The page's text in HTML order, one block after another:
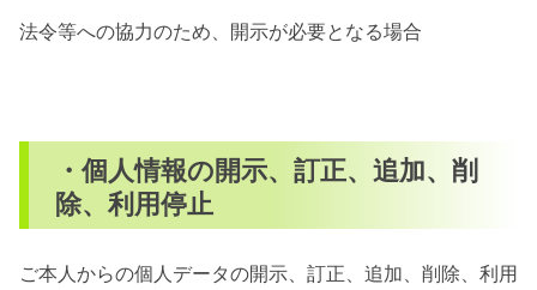
法令等への協力のため、開示が必要となる場合
・個人情報の開示、訂正、追加、削
除、利用停止
ご本人からの個人データの開示、訂正、追加、削除、利用